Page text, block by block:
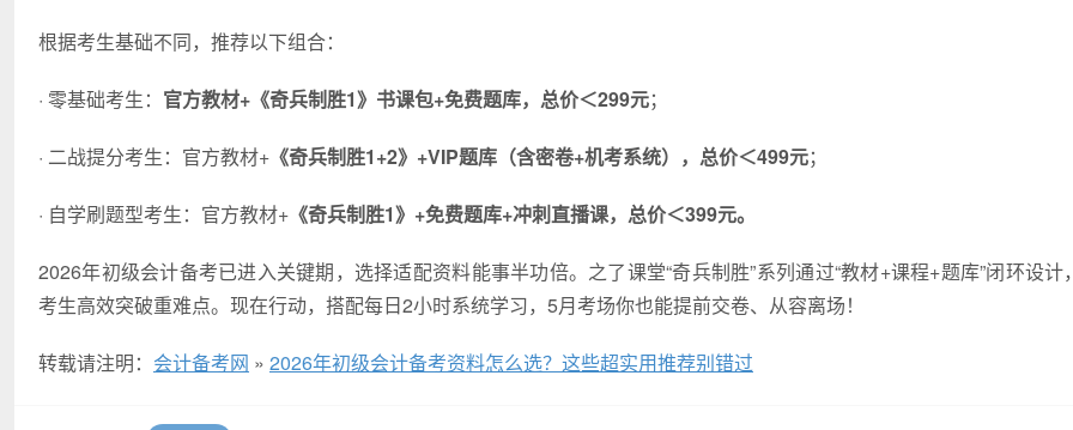
根据考生基础不同，推荐以下组合：
· 零基础考生： 官方教材+《奇兵制胜1》书课包+免费题库，总价＜299元；
· 二战提分考生：官方教材+ 《奇兵制胜1+2》+VIP题库（含密卷+机考系统），总价＜499元；
· 自学刷题型考生：官方教材+ 《奇兵制胜1》+免费题库+冲刺直播课，总价＜399元。
2026年初级会计备考已进入关键期，选择适配资料能事半功倍。之了课堂“奇兵制胜”系列通过“教材+课程+题库”闭环设计
考生高效突破重难点。现在行动，搭配每日2小时系统学习，5月考场你也能提前交卷、从容离场！
转载请注明： 会计备考网 » 2026年初级会计备考资料怎么选？这些超实用推荐别错过